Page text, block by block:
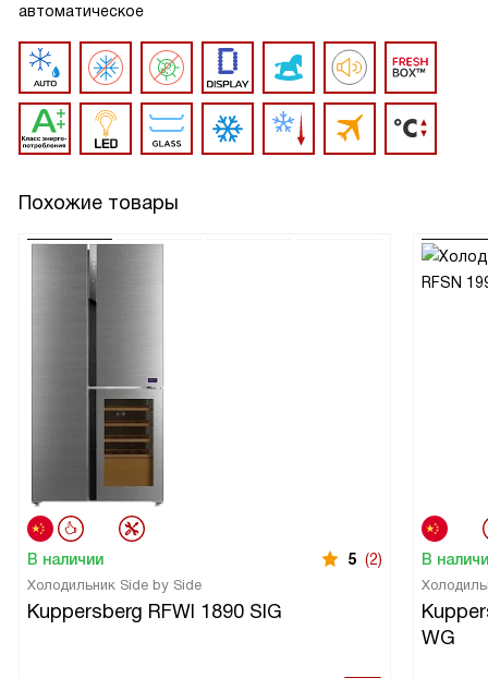
автоматическое
Похожие товары
В наличии 5 (2)
Холодильник Side by Side
Kuppersberg RFWI 1890 SIG
В
WG